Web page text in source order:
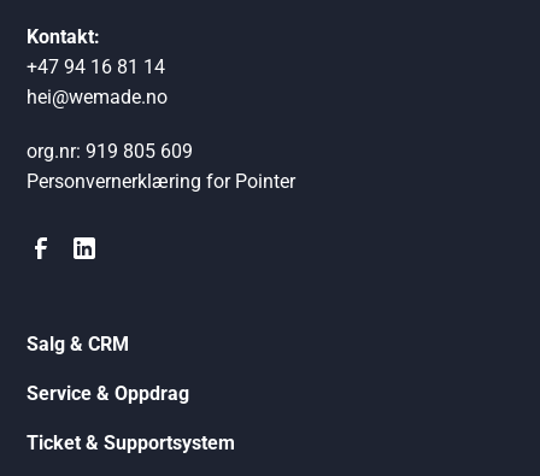
Kontakt:
+47 94 16 81 14
hei@wemade.no
org.nr: 919 805 609
Personvernerklæring for Pointer
Salg & CRM
Service & Oppdrag
Ticket & Supportsystem